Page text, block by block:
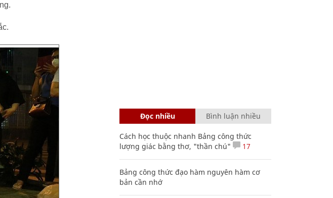
Đọc nhiều Bình luận nhiều
Cách học thuộc nhanh Bảng công thức
lượng giác bằng thơ, "thần chú"
17
Bảng công thức đạo hàm nguyên hàm cơ
bản cần nhớ